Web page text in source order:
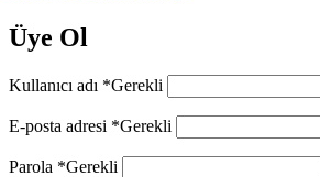
Üye Ol
Kullanıcı adı *Gerekli
E-posta adresi *Gerekli
Parola *Gerekli